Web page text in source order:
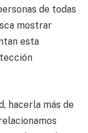
de todas
mostrar
esta
hacerla más de